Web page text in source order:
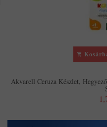
Akvarell Ceruza Készlet,